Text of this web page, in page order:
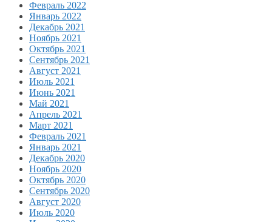
Февраль 2022
Январь 2022
Декабрь 2021
Ноябрь 2021
Октябрь 2021
Сентябрь 2021
Август 2021
Июль 2021
Июнь 2021
Май 2021
Апрель 2021
Март 2021
Февраль 2021
Январь 2021
Декабрь 2020
Ноябрь 2020
Октябрь 2020
Сентябрь 2020
Август 2020
Июль 2020